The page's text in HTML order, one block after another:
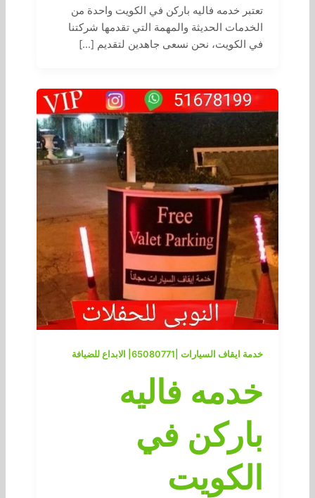
تعتبر خدمه فاليه باركن في الكويت واحدة من
الخدمات الحديثة والمهمة التي تقدمها شركتنا
في الكويت، نحن نسعى جاهدين لتقديم […]
خدمة ايقاف السيارات |65080771| الابداع للضيافة
خدمه فاليه
باركن في
الكويت